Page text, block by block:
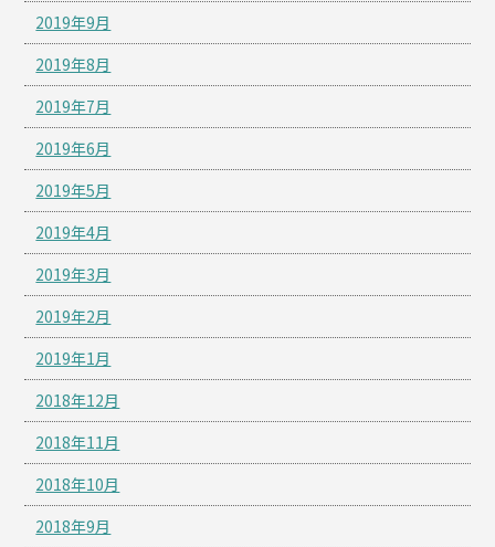
2019年9月
2019年8月
2019年7月
2019年6月
2019年5月
2019年4月
2019年3月
2019年2月
2019年1月
2018年12月
2018年11月
2018年10月
2018年9月